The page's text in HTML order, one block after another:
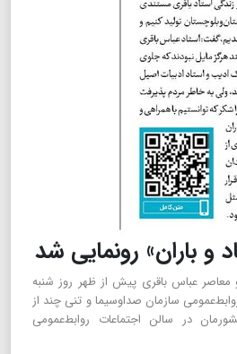
و باران» رونمایی شد
معاصر عباس باقری پیش از ظهر روز شنبه
روابط‌عمومی سازمان صداوسیما و تنی چند از
در سالن اجتماعات روابط‌عمومی